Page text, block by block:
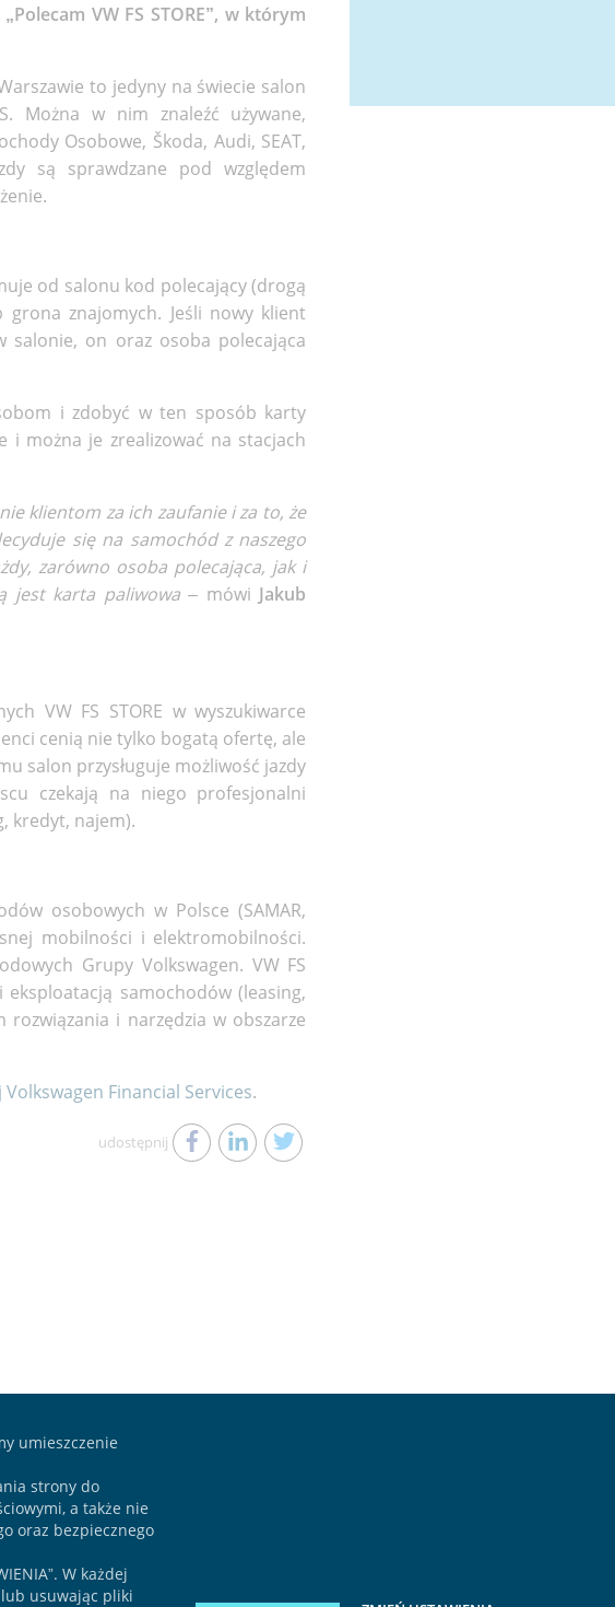
VW FS STORE”, w którym
to jedyny na świecie salon
Można w nim znaleźć używane,
Osobowe, Škoda, Audi, SEAT,
są sprawdzane pod względem
od salonu kod polecający (drogą
znajomych. Jeśli nowy klient
salonie, on oraz osoba polecająca
i zdobyć w ten sposób karty
i można je zrealizować na stacjach
klientom za ich zaufanie i za to, że
się na samochód z naszego
zarówno osoba polecająca, jak i
jest karta paliwowa– mówi Jakub
VW FS STORE w wyszukiwarce
cenią nie tylko bogatą ofertę, ale
salon przysługuje możliwość jazdy
czekają na niego profesjonalni
kredyt, najem).
osobowych w Polsce (SAMAR,
mobilności i elektromobilności.
Grupy Volkswagen. VW FS
samochodów (leasing,
i narzędzia w obszarze
Financial Services.
udostępnij
umieszczenie
strony do
a także nie
oraz bezpiecznego
W każdej
lub usuwając pliki